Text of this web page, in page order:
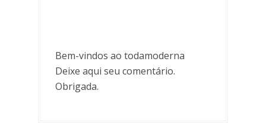
Bem-vindos ao todamoderna
Deixe aqui seu comentário.
Obrigada.